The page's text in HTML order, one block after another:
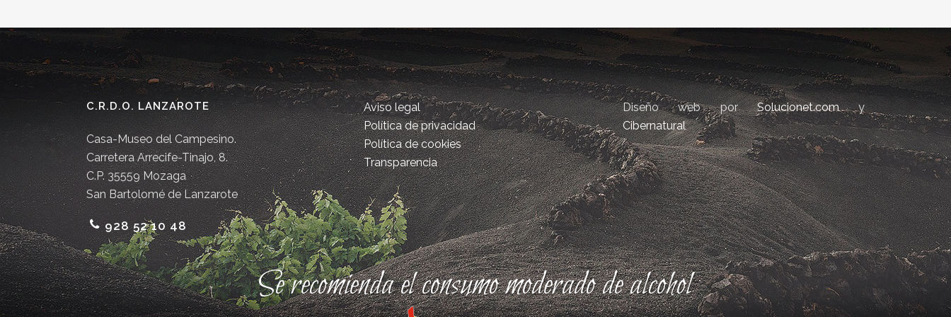
C.R.D.O. LANZAROTE
Casa-Museo del Campesino.
Carretera Arrecife-Tinajo, 8.
C.P. 35559 Mozaga
San Bartolomé de Lanzarote
928 52 10 48
Aviso legal
Política de privacidad
Política de cookies
Transparencia
Diseño web porSolucionet.comy
Cibernatural
Se recomienda el consumo moderado de alcohol